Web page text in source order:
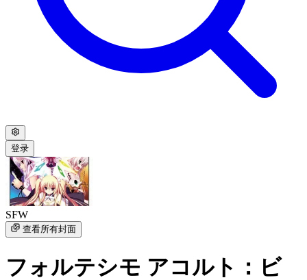
登录
SFW
查看所有封面
フォルテシモ アコルト：ビ